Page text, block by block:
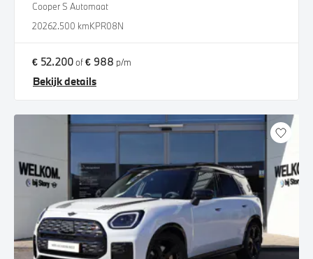
Cooper S Automaat
20262.500 kmKPR08N
€ 52.200of€ 988 p/m
Bekijk details